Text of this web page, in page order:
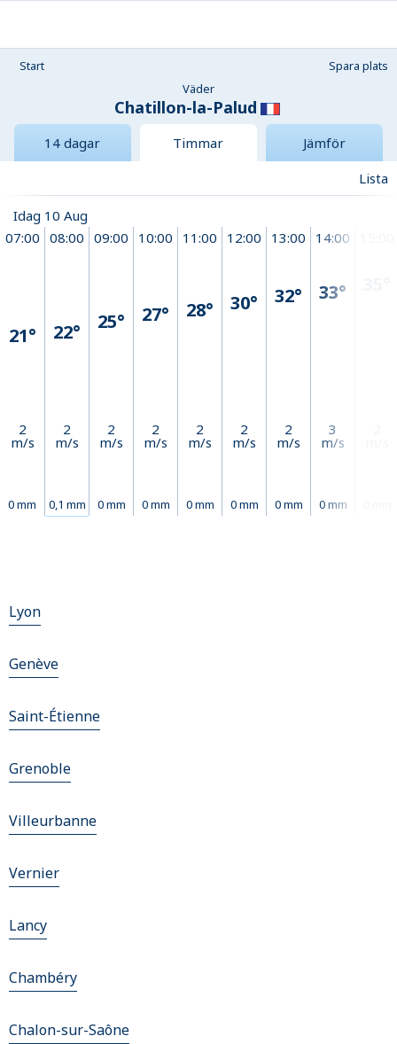
Start
Spara plats
Väder
Chatillon-la-Palud
14 dagar Timmar
Jämför
Lista
Idag 10 Aug
07:00
21°
2
m/s
0 mm
08:00
22°
2
m/s
0,1 mm
09:00
25°
2
m/s
0 mm
10:00
27°
2
m/s
0 mm
11:00
28°
2
m/s
0 mm
12:00
30°
2
m/s
0 mm
13:00
32°
2
m/s
0 mm
14:00
33°
3
m/s
0 mm
Lyon
Genève
Saint-Étienne
Grenoble
Villeurbanne
Vernier
Lancy
Chambéry
Chalon-sur-Saône